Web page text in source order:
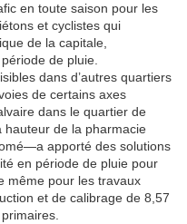
en toute saison pour les
et cyclistes qui
de la capitale,
de pluie.
dans d’autres quartiers
de certains axes
dans le quartier de
hauteur de la pharmacie
apporté des solutions
en période de pluie pour
même pour les travaux
et de calibrage de 8,57